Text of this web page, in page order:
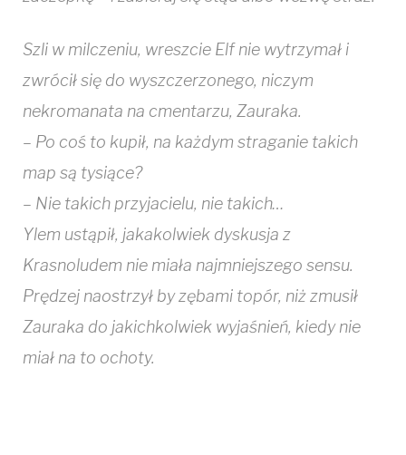
Szli w milczeniu, wreszcie Elf nie wytrzymał i
zwrócił się do wyszczerzonego, niczym
nekromanata na cmentarzu, Zauraka.
– Po coś to kupił, na każdym straganie takich
map są tysiące?
– Nie takich przyjacielu, nie takich…
Ylem ustąpił, jakakolwiek dyskusja z
Krasnoludem nie miała najmniejszego sensu.
Prędzej naostrzył by zębami topór, niż zmusił
Zauraka do jakichkolwiek wyjaśnień, kiedy nie
miał na to ochoty.